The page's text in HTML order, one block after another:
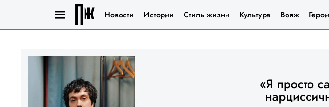
Новости Истории Стиль жизни Культура Вояж Герои